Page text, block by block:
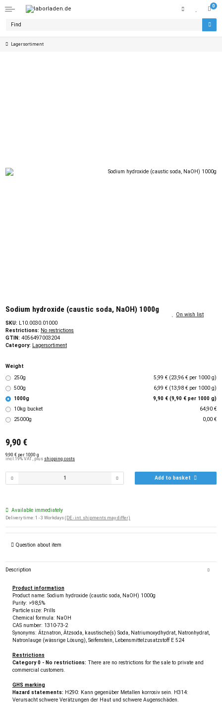
0
Lagersortiment
Sodium hydroxide (caustic soda, NaOH) 1000g
SKU: L10.0030.01000
Restrictions: No restrictions
GTIN: 4056497003204
Category: Lagersortiment
Weight
250g
5,99 € (23,96 € per 1000 g)
500g
6,99 € (13,98 € per 1000 g)
1000g
9,90 € (9,90 € per 1000 g)
10kg bucket
64,90 €
25000g
0,00 €
9,90 €
9,90 € per 1000 g
incl.19% VAT , plus shipping costs
Add to basket
Available immediately
Delivery time: 1 - 3 Workdays (DE - int. shipments may differ)
Question about item
On wish list
Description
Product information
Product name: Sodium hydroxide (caustic soda, NaOH) 1000g
Purity: >98,5%
Particle size: Prills
Chemical formula: NaOH
CAS number: 1310-73-2
Synonyms: Ätznatron, Ätzsoda, kaustische(s) Soda, Natriumoxydhydrat, Natronhydrat,
Natronlauge (wässrige Lösung), Seifenstein, Lebensmittelzusatzstoff E 524
Restrictions
Category 0 - No restrictions: There are no restrictions for the sale to private and
commercial customers.
GHS marking
Hazard statements: H290: Kann gegenüber Metallen korrosiv sein. H314:
Verursacht schwere Verätzungen der Haut und schwere Augenschäden.